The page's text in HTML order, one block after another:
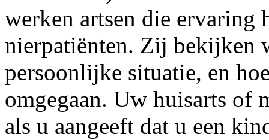
werken artsen die ervaring
nierpatiënten. Zij bekijken
persoonlijke situatie, en
omgegaan. Uw huisarts of
als u aangeeft dat u een